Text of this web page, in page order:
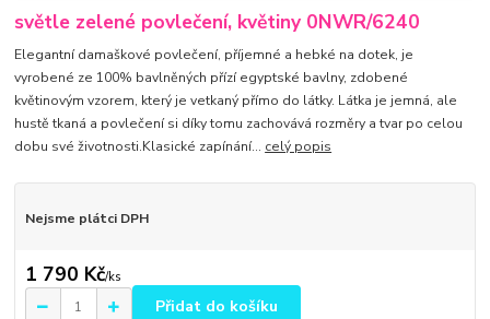
světle zelené povlečení, květiny 0NWR/6240
Elegantní damaškové povlečení, příjemné a hebké na dotek, je
vyrobené ze 100% bavlněných přízí egyptské bavlny, zdobené
květinovým vzorem, který je vetkaný přímo do látky. Látka je jemná, ale
hustě tkaná a povlečení si díky tomu zachovává rozměry a tvar po celou
dobu své životnosti.Klasické zapínání... celý popis
Nejsme plátci DPH
1 790 Kč/ks
Přidat do košíku